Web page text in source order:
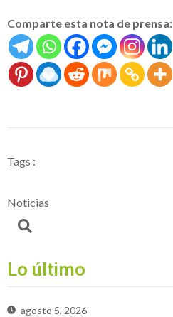
Comparte esta nota de prensa:
Tags :
Noticias
Lo último
agosto 5, 2026